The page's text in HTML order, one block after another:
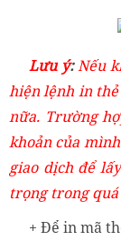
Lưu ý:Nếu
hiện lệnh in
nữa. Trường
khoản của
giao dịch để
trọng trong
+ Để in mã